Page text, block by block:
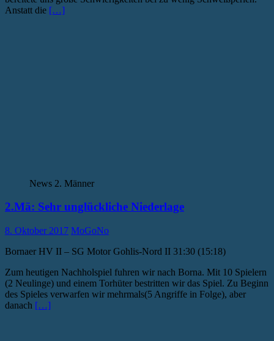
Anstatt die […]
News 2. Männer
2.Mä: Sehr unglückliche Niederlage
8. Oktober 2017 MoGoNo
Bornaer HV II – SG Motor Gohlis-Nord II 31:30 (15:18)
Zum heutigen Nachholspiel fuhren wir nach Borna. Mit 10 Spielern
(2 Neulinge) und einem Torhüter bestritten wir das Spiel. Zu Beginn
des Spieles verwarfen wir mehrmals(5 Angriffe in Folge), aber
danach […]